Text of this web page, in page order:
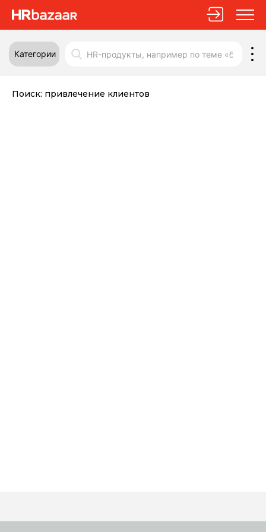
Категории
Поиск: привлечение клиентов